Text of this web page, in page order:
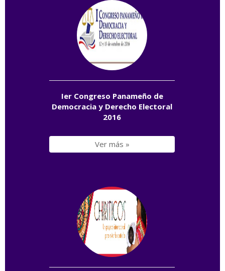
Ier Congreso Panameño de
Democracia y Derecho Electoral
2016
Ver más »